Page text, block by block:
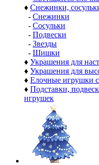
♦ Снежинки,
- Снежинки
- Сосульки
- Подвески
- Звезды
- Шишки
♦ Украшения для
♦ Украшения для
♦ Елочные игрушки
♦ Подставки,
игрушек